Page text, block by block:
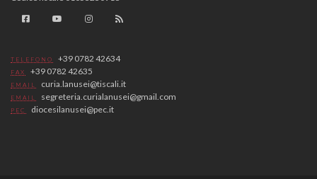
TELEFONO +39 0782 42634
FAX +39 0782 42635
EMAIL curia.lanusei@tiscali.it
EMAIL segreteria.curialanusei@gmail.com
PEC diocesilanusei@pec.it